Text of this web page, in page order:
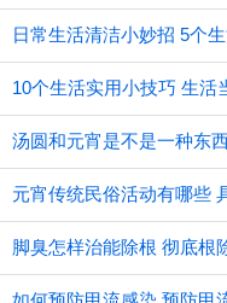
日常生活清洁小妙招 5个
10个生活实用小技巧 生活
汤圆和元宵是不是一种东
元宵传统民俗活动有哪些
脚臭怎样治能除根 彻底根